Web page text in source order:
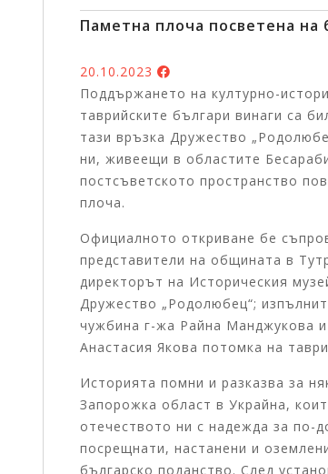
Паметна плоча посветена на
20.10.2023
Поддържането на културно-
таврийските българи винаги са
тази връзка Дружество
ни, живеещи в областите
постсъветското пространство
плоча.
Официалното откриване бе
представители на общината в
директорът на Историческия
Дружество „Родолюбец“;
чужбина г-жа Райна Манджукова
Анастасия Якова потомка на
Историята помни и разказва за
Запорожка област в Украйна,
отечеството ни с надежда за по-
посрещнати, настанени и
българско поданство. След